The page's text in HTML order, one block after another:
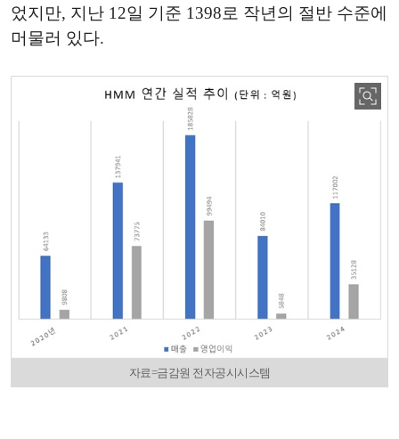
었지만, 지난 12일 기준 1398로 작년의 절반 수준에
머물러 있다.
자료=금감원 전자공시시스템